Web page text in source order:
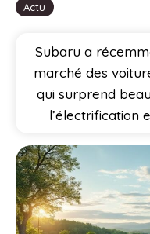
Actu
Subaru a
marché des
qui surprend
l’électrification